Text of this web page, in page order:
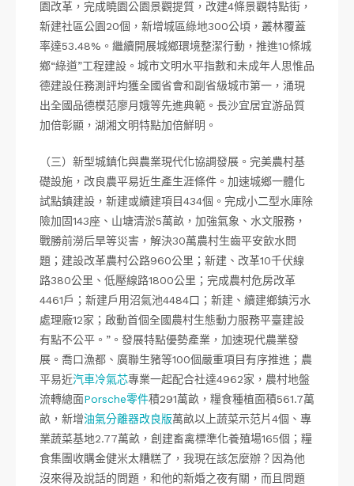
園改革，完成曉園公園景觀提質，改建4條景觀特點街，
新建社區公園20個，新增城區綠地300公頃，叢林覆蓋
率達53.48%。繼續開展城鄉環境整潔行動，推進10條城
鄉“綠道”工程建設。城市文明水平指數和未成年人思惟品
德建設任務測評均獲全國省會和副省級城市第一，涌現
出全國品德模范廖月娥等先進典範。長沙宜居宜游品質
加倍彰顯，湖湘文明特點加倍鮮明。
（三）新型城鎮化與農業現代化協調發展。完美農村基
礎設施，改良農平易近生產生涯條件。加速城鄉一體化
試點鎮建設，新建或續建項目434個。完成小二型水庫除
險加固143座、山塘清淤5萬畝，加強氣象、水文服務，
戰勝前澇后旱等災害，解決30萬農村生齒平安飲水問
題；建設改革農村公路960公里；新建、改革10千伏線
路380公里、低壓線路1800公里；完成農村危房改革
4461戶；新建戶用沼氣池4484口；新建、續建鄉鎮污水
處理廠12家；啟動首個全國農村生態動力服務平臺建設
有點不公平。”。發展特點優勢產業，加速現代農業發
展。喬口漁都、廣聯生豬等100個嚴重項目有序推進；農
平易近汽車冷氣芯專業一起配合社達4962家，農村地盤
流轉總面Porsche零件積291萬畝，糧食種植面積561.7萬
畝，新增油氣分離器改良版萬畝以上蔬菜示范片4個、專
業蔬菜基地2.77萬畝，創建畜禽標準化養殖場165個；糧
食集團收購金健米太糟糕了，我現在該怎麼辦？因為他
沒來得及說話的問題，和他的新婚之夜有關，而且問題